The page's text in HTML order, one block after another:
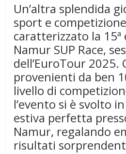
Un’altra splendida
sport e
caratterizzato la 15ª
Namur SUP Race,
dell’EuroTour 2025.
provenienti da ben
livello di
l’evento si è svolto
estiva perfetta
Namur, regalando
risultati